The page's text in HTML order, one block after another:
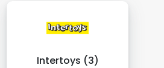
Intertoys (3)